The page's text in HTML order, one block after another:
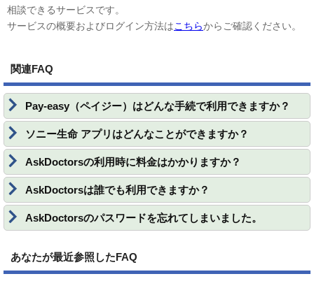
相談できるサービスです。
サービスの概要およびログイン方法はこちらからご確認ください。
関連FAQ
Pay-easy（ペイジー）はどんな手続で利用できますか？
ソニー生命 アプリはどんなことができますか？
AskDoctorsの利用時に料金はかかりますか？
AskDoctorsは誰でも利用できますか？
AskDoctorsのパスワードを忘れてしまいました。
あなたが最近参照したFAQ